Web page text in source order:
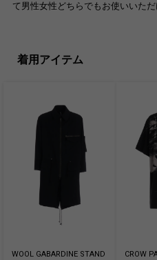
て男性女性どちらでもお使いいただ
着用アイテム
WOOL GABARDINE STAND
CROW